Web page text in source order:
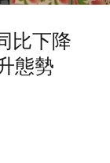
比下降
態勢